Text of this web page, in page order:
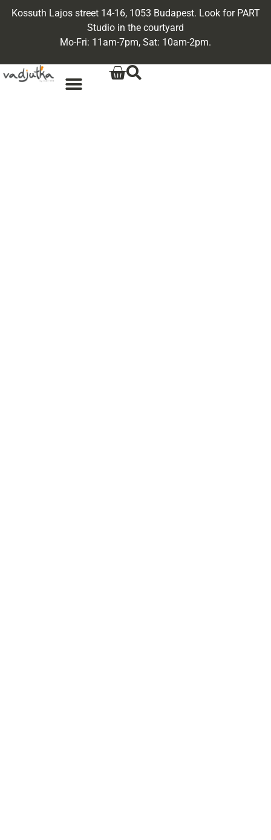
Kossuth Lajos street 14-16, 1053 Budapest. Look for PART
Studio in the courtyard
Mo-Fri: 11am-7pm, Sat: 10am-2pm.